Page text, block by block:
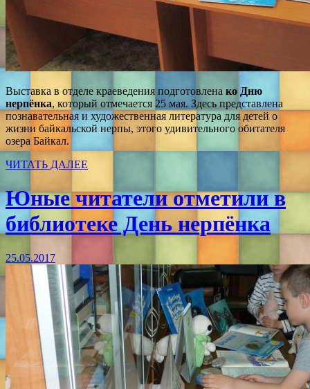
Выставка в отделе краеведения подготовлена ко Дню
нерпёнка, который отмечается 25 мая. Здесь представлена
познавательная и художественная литература для детей о
жизни байкальской нерпы, этого удивительного обитателя
озера Байкал.
ЧИТАТЬ ДАЛЕЕ
Юные читатели отметили в
библиотеке День нерпёнка
25.05.2017